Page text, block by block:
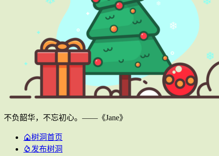
不负韶华，不忘初心。——《Jane》
树洞首页
发布树洞